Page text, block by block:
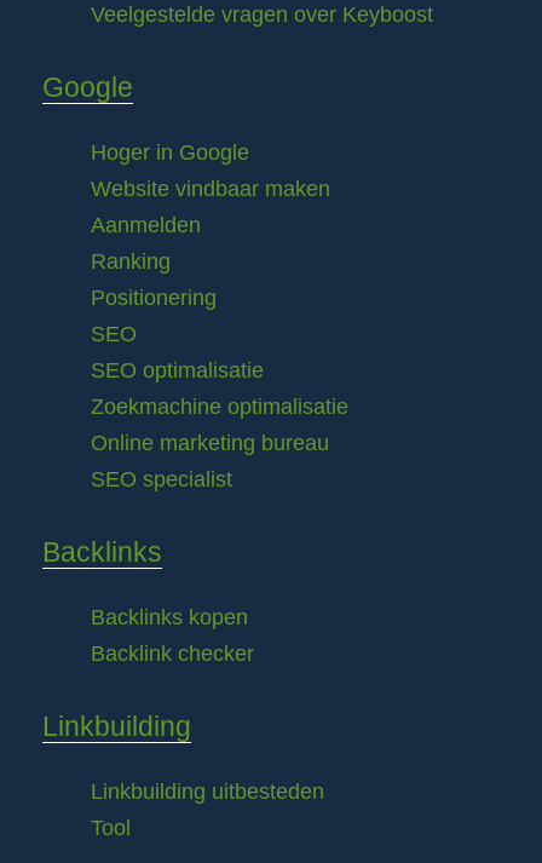
Veelgestelde vragen over Keyboost
Google
Hoger in Google
Website vindbaar maken
Aanmelden
Ranking
Positionering
SEO
SEO optimalisatie
Zoekmachine optimalisatie
Online marketing bureau
SEO specialist
Backlinks
Backlinks kopen
Backlink checker
Linkbuilding
Linkbuilding uitbesteden
Tool